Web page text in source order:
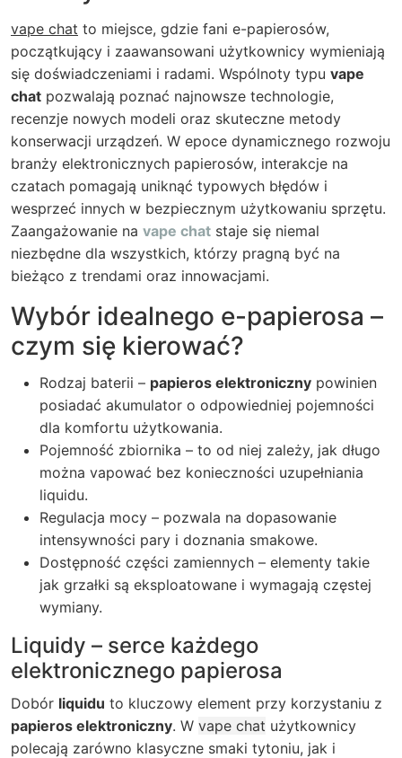
vape chat to miejsce, gdzie fani e-papierosów,
początkujący i zaawansowani użytkownicy wymieniają
się doświadczeniami i radami. Wspólnoty typu vape
chat pozwalają poznać najnowsze technologie,
recenzje nowych modeli oraz skuteczne metody
konserwacji urządzeń. W epoce dynamicznego rozwoju
branży elektronicznych papierosów, interakcje na
czatach pomagają uniknąć typowych błędów i
wesprzeć innych w bezpiecznym użytkowaniu sprzętu.
Zaangażowanie na vape chat staje się niemal
niezbędne dla wszystkich, którzy pragną być na
bieżąco z trendami oraz innowacjami.
Wybór idealnego e-papierosa –
czym się kierować?
Rodzaj baterii – papieros elektroniczny powinien
posiadać akumulator o odpowiedniej pojemności
dla komfortu użytkowania.
Pojemność zbiornika – to od niej zależy, jak długo
można vapować bez konieczności uzupełniania
liquidu.
Regulacja mocy – pozwala na dopasowanie
intensywności pary i doznania smakowe.
Dostępność części zamiennych – elementy takie
jak grzałki są eksploatowane i wymagają częstej
wymiany.
Liquidy – serce każdego
elektronicznego papierosa
Dobór liquidu to kluczowy element przy korzystaniu z
papieros elektroniczny. W vape chat użytkownicy
polecają zarówno klasyczne smaki tytoniu, jak i